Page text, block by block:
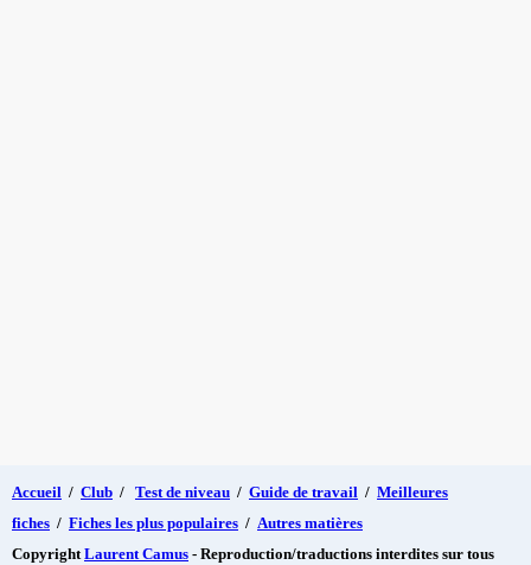
Accueil / Club / Test de niveau / Guide de travail / Meilleures
fiches / Fiches les plus populaires / Autres matières
Copyright Laurent Camus - Reproduction/traductions interdites sur tous